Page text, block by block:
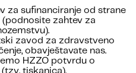
za sufinanciranje od strane
(podnosite zahtev za
zavod za zdravstveno
obavještavate nas.
HZZO potvrdu o
(tzv. tiskanica).